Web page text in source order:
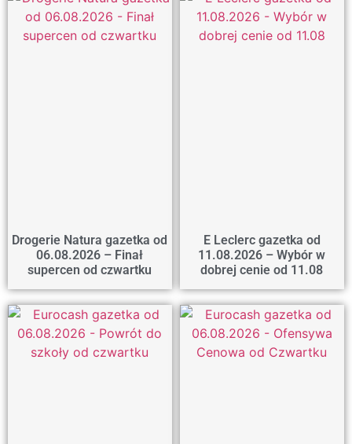
Drogerie Natura gazetka od
06.08.2026 – Finał
supercen od czwartku
E Leclerc gazetka od
11.08.2026 – Wybór w
dobrej cenie od 11.08